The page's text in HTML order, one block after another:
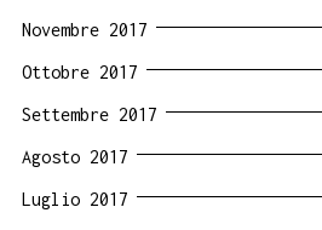
Novembre 2017
Ottobre 2017
Settembre 2017
Agosto 2017
Luglio 2017